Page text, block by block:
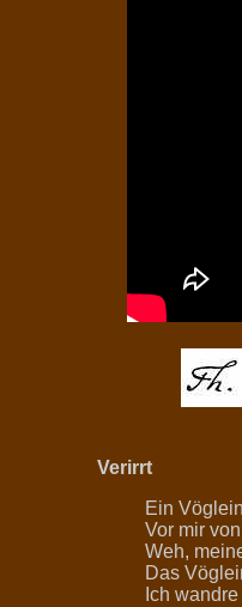
Verirrt
Ein
Vor mir
Weh,
Das
Ich